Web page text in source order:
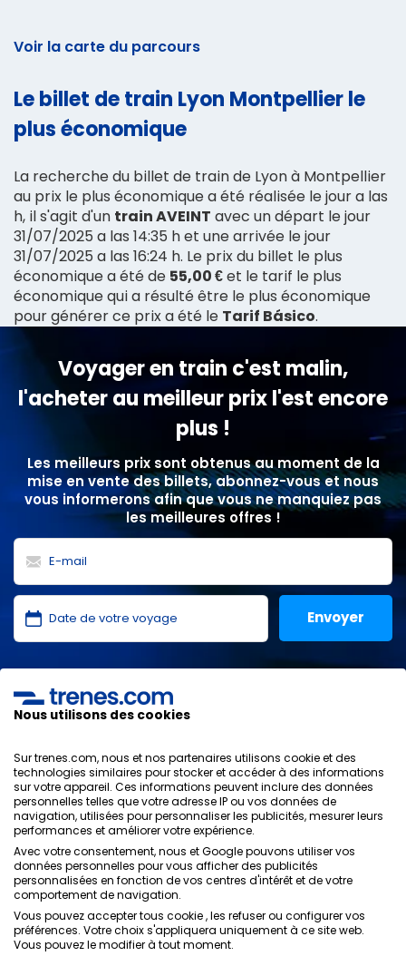
Voir la carte du parcours
Le billet de train Lyon Montpellier le
plus économique
La recherche du billet de train de Lyon à Montpellier
au prix le plus économique a été réalisée le jour a las
h, il s'agit d'un train AVEINT avec un départ le jour
31/07/2025 a las 14:35 h et une arrivée le jour
31/07/2025 a las 16:24 h. Le prix du billet le plus
économique a été de 55,00 €et le tarif le plus
économique qui a résulté être le plus économique
pour générer ce prix a été le Tarif Básico.
Voyager en train c'est malin,
l'acheter au meilleur prix l'est encore
plus !
Les meilleurs prix sont obtenus au moment de la
mise en vente des billets, abonnez-vous et nous
vous informerons afin que vous ne manquiez pas
les meilleures offres !
protection des données
ONLINE TRAVEL SOLUTIONS.
Politique de confidentialité
Conditions générales
Politique de sécurité
Contacts
Nous utilisons des cookies
Sur trenes.com, nous et nos partenaires utilisons cookie et des
technologies similaires pour stocker et accéder à des informations
sur votre appareil. Ces informations peuvent inclure des données
personnelles telles que votre adresse IP ou vos données de
navigation, utilisées pour personnaliser les publicités, mesurer leurs
performances et améliorer votre expérience.
Avec votre consentement, nous et Google pouvons utiliser vos
données personnelles pour vous afficher des publicités
personnalisées en fonction de vos centres d'intérêt et de votre
comportement de navigation.
Vous pouvez accepter tous cookie , les refuser ou configurer vos
préférences. Votre choix s'appliquera uniquement à ce site web.
Vous pouvez le modifier à tout moment.